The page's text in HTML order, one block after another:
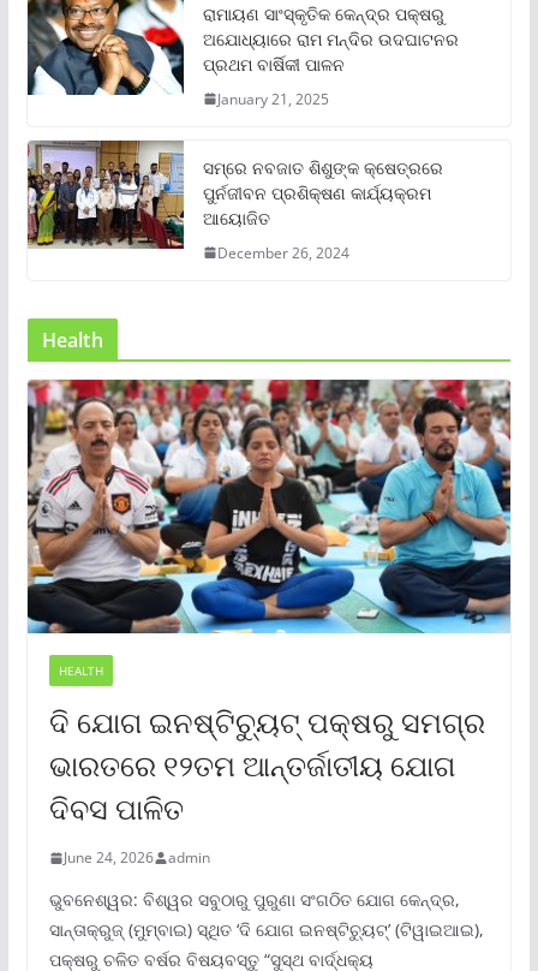
ରାମାୟଣ ସାଂସ୍କୃତିକ କେନ୍ଦ୍ର ପକ୍ଷରୁ
ଅଯୋଧ୍ୟାରେ ରାମ ମନ୍ଦିର ଉଦଘାଟନର
ପ୍ରଥମ ବାର୍ଷିକୀ ପାଳନ
January 21, 2025
ସମ୍‌ରେ ନବଜାତ ଶିଶୁଙ୍କ କ୍ଷେତ୍ରରେ
ପୁର୍ନଜୀବନ ପ୍ରଶିକ୍ଷଣ କାର୍ଯ୍ୟକ୍ରମ
ଆୟୋଜିତ
December 26, 2024
Health
HEALTH
ଦି ଯୋଗ ଇନଷ୍ଟିଚ୍ୟୁଟ୍ ପକ୍ଷରୁ ସମଗ୍ର
ଭାରତରେ ୧୨ତମ ଆନ୍ତର୍ଜାତୀୟ ଯୋଗ
ଦିବସ ପାଳିତ
June 24, 2026 admin
ଭୁବନେଶ୍ୱର: ବିଶ୍ୱର ସବୁଠାରୁ ପୁରୁଣା ସଂଗଠିତ ଯୋଗ କେନ୍ଦ୍ର,
ସାନ୍ତାକ୍ରୁଜ୍ (ମୁମ୍ବାଇ) ସ୍ଥିତ ‘ଦି ଯୋଗ ଇନଷ୍ଟିଚ୍ୟୁଟ୍‌’ (ଟିୱାଇଆଇ),
ପକ୍ଷରୁ ଚଳିତ ବର୍ଷର ବିଷୟବସ୍ତୁ “ସୁସ୍ଥ ବାର୍ଦ୍ଧକ୍ୟ